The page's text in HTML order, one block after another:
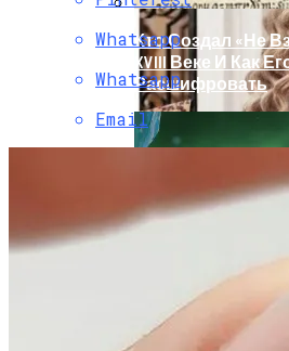
Кто Создал «не
XVIII Веке И Как
Расшифровать
Whatsapp
Whatsapp
Email